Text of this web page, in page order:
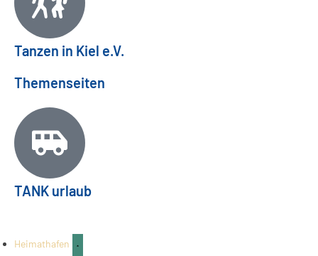
Tanzen in Kiel e.V.
Themenseiten
TANK urlaub
Mettenhofer Stadtteilfest 2026: Familienfest
am 26.09.
Aug.
Heimathafen